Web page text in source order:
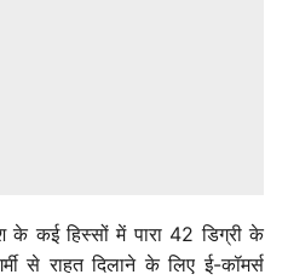
के कई हिस्सों में पारा 42 डिग्री के
से राहत दिलाने के लिए ई-कॉमर्स